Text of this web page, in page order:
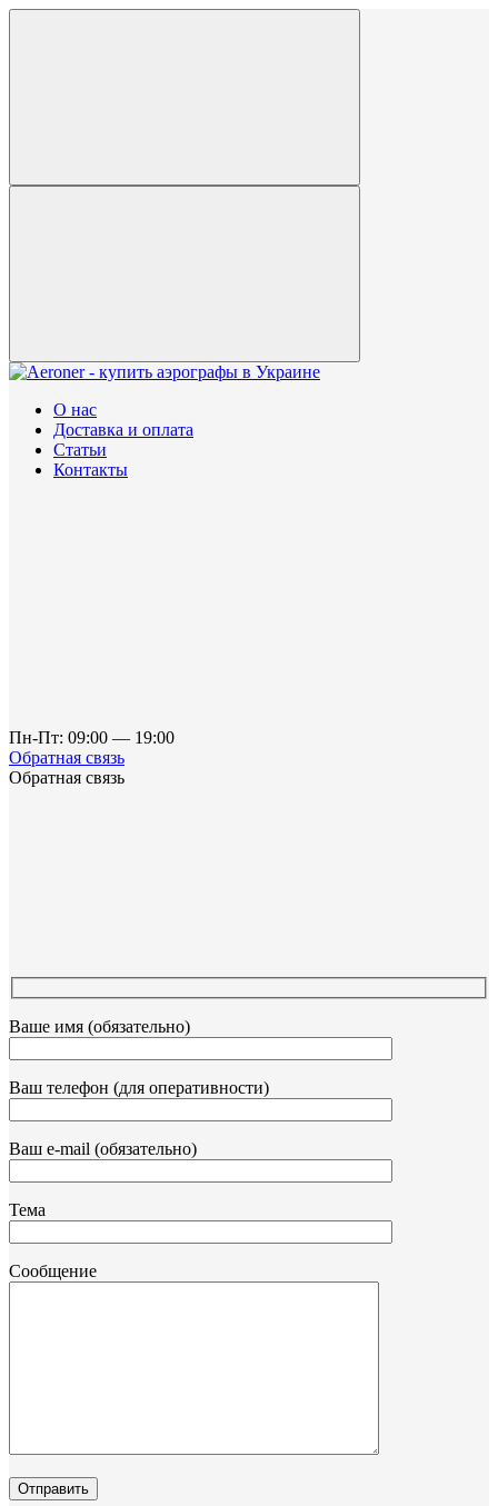
О нас
Доставка и оплата
Статьи
Контакты
Пн-Пт: 09:00 — 19:00
Обратная связь
Обратная связь
Ваше имя (обязательно)
Ваш телефон (для оперативности)
Ваш e-mail (обязательно)
Тема
Сообщение